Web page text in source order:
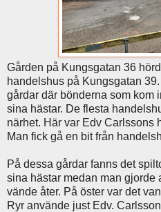
Gården på Kungsgatan 36
handelshus på Kungsgatan
gårdar där bönderna som kom
sina hästar. De flesta
närhet. Här var Edv Carlssons
Man fick gå en bit från
På dessa gårdar fanns det
sina hästar medan man gjorde
vände åter. På öster var det
Ryr använde just Edv.